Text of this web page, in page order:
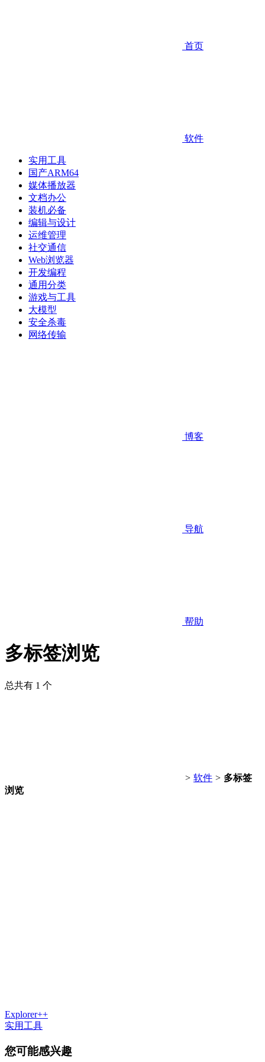
首页
软件
实用工具
国产ARM64
媒体播放器
文档办公
装机必备
编辑与设计
运维管理
社交通信
Web浏览器
开发编程
通用分类
游戏与工具
大模型
安全杀毒
网络传输
博客
导航
帮助
多标签浏览
总共有 1 个
> 软件 > 多标签
浏览
Explorer++
实用工具
您可能感兴趣